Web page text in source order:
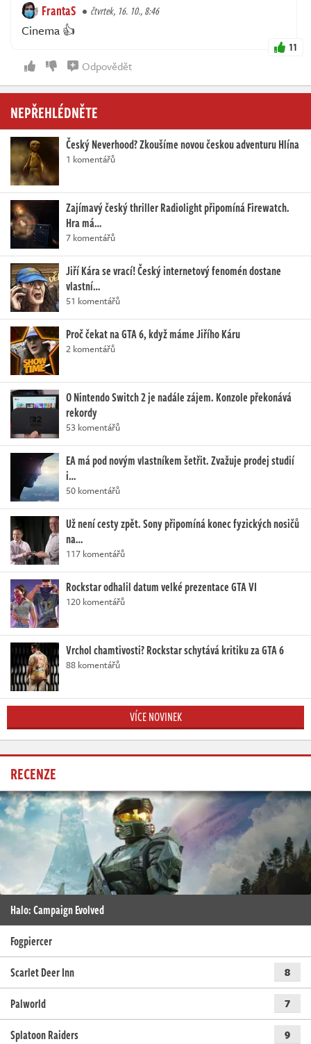
FrantaS čtvrtek, 16. 10., 8:46
Cinema 👍
11
Odpovědět
NEPŘEHLÉDNĚTE
Český Neverhood? Zkoušíme novou českou adventuru Hlína
1 komentářů
Zajímavý český thriller Radiolight připomíná Firewatch.
Hra má…
7 komentářů
Jiří Kára se vrací! Český internetový fenomén dostane
vlastní…
51 komentářů
Proč čekat na GTA 6, když máme Jiřího Káru
2 komentářů
O Nintendo Switch 2 je nadále zájem. Konzole překonává
rekordy
53 komentářů
EA má pod novým vlastníkem šetřit. Zvažuje prodej studií
i…
50 komentářů
Už není cesty zpět. Sony připomíná konec fyzických nosičů
na…
117 komentářů
Rockstar odhalil datum velké prezentace GTA VI
120 komentářů
Vrchol chamtivosti? Rockstar schytává kritiku za GTA 6
88 komentářů
VÍCE NOVINEK
RECENZE
Halo: Campaign Evolved
Fogpiercer
Scarlet Deer Inn
8
Palworld 7
Splatoon Raiders 9